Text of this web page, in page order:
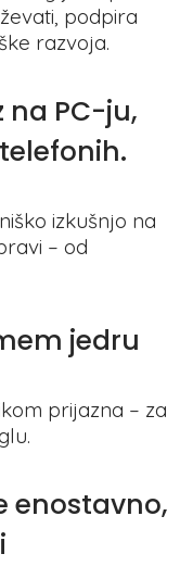
podpira
razvoja.
na PC-ju,
izkušnjo na
– od
jedru
prijazna – za
enostavno,